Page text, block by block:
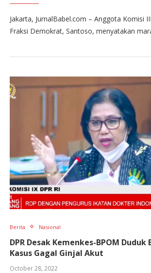
Jakarta, JurnalBabel.com – Anggota Komisi
Fraksi Demokrat, Santoso, menyatakan
Berita Nasional
DPR Desak Kemenkes-BPOM
Kasus Gagal Ginjal Akut
October 28, 2022